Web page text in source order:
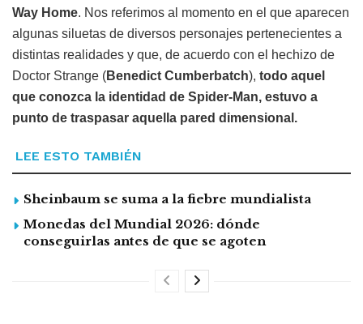
Way Home. Nos referimos al momento en el que aparecen
algunas siluetas de diversos personajes pertenecientes a
distintas realidades y que, de acuerdo con el hechizo de
Doctor Strange (Benedict Cumberbatch), todo aquel
que conozca la identidad de Spider-Man, estuvo a
punto de traspasar aquella pared dimensional.
LEE ESTO TAMBIÉN
Sheinbaum se suma a la fiebre mundialista
Monedas del Mundial 2026: dónde
conseguirlas antes de que se agoten